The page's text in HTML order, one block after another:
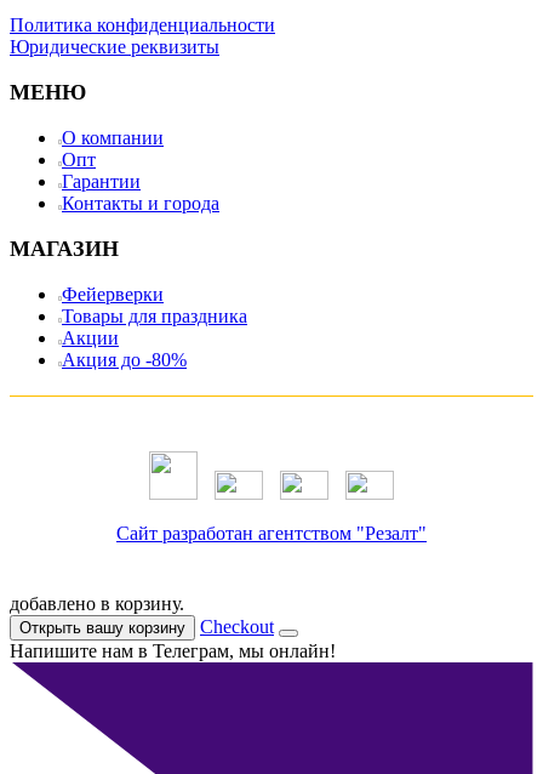
Политика конфиденциальности
Юридические реквизиты
МЕНЮ
О компании
Опт
Гарантии
Контакты и города
МАГАЗИН
Фейерверки
Товары для праздника
Акции
Акция до -80%
Сайт разработан агентством "Резалт"
добавлено в корзину.
Открыть вашу корзину
Checkout
Напишите нам в Телеграм, мы онлайн!